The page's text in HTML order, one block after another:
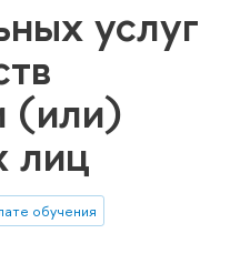
услуг
(или)
лиц
обучения